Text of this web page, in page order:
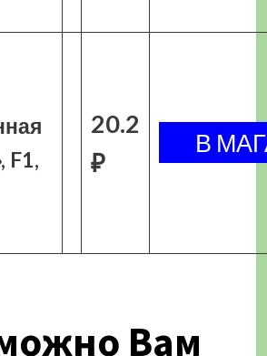
F1,
20.2
₽
Вам